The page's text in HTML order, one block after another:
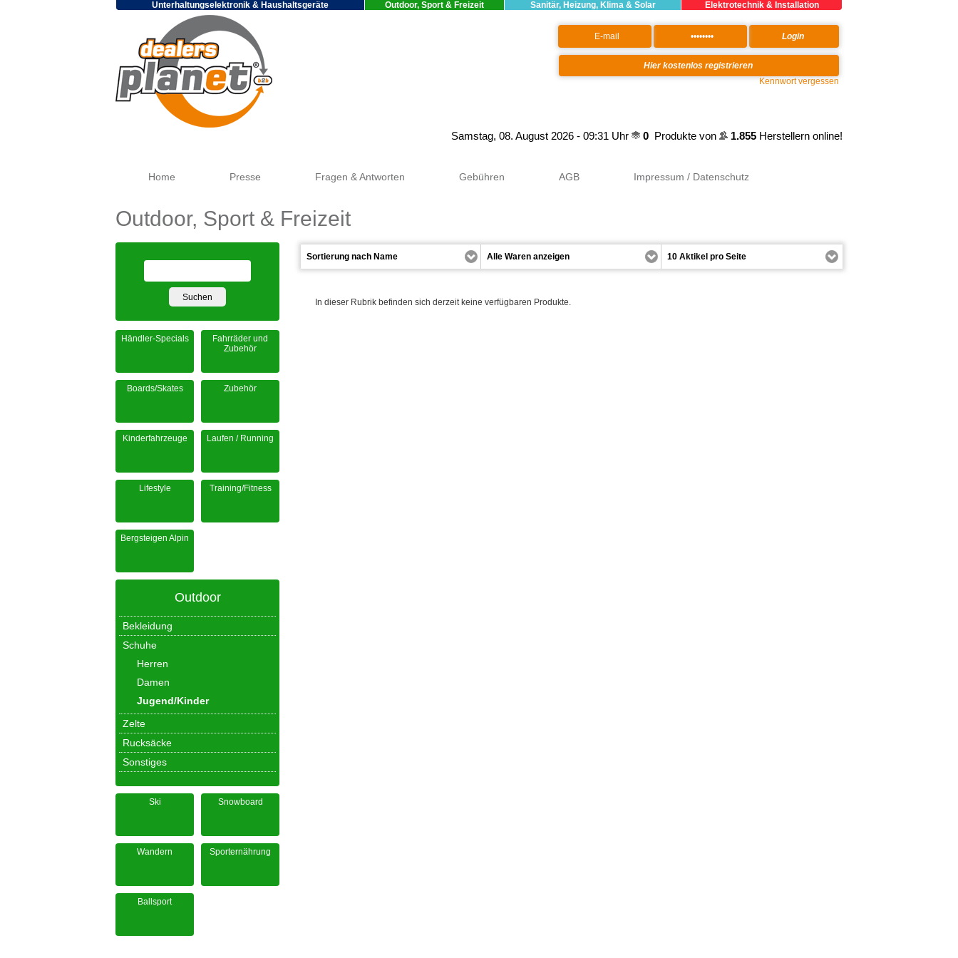
Unterhaltungselektronik & Haushaltsgeräte Outdoor, Sport & Freizeit Sanitär, Heizung, Klima & Solar Elektrotechnik & Installation
Kennwort vergessen
Samstag, 08. August 2026 - 09:31 Uhr 0 Produkte von 1.855 Herstellern online!
Home Presse Fragen & Antworten Gebühren AGB Impressum / Datenschutz
Outdoor, Sport & Freizeit
In dieser Rubrik befinden sich derzeit keine verfügbaren Produkte.
Händler-Specials
Fahrräder und
Zubehör
Boards/Skates Zubehör
Kinderfahrzeuge Laufen / Running
Lifestyle Training/Fitness
Bergsteigen Alpin
Outdoor
Bekleidung
Schuhe
Herren
Damen
Jugend/Kinder
Zelte
Rucksäcke
Sonstiges
Ski Snowboard
Wandern Sporternährung
Ballsport